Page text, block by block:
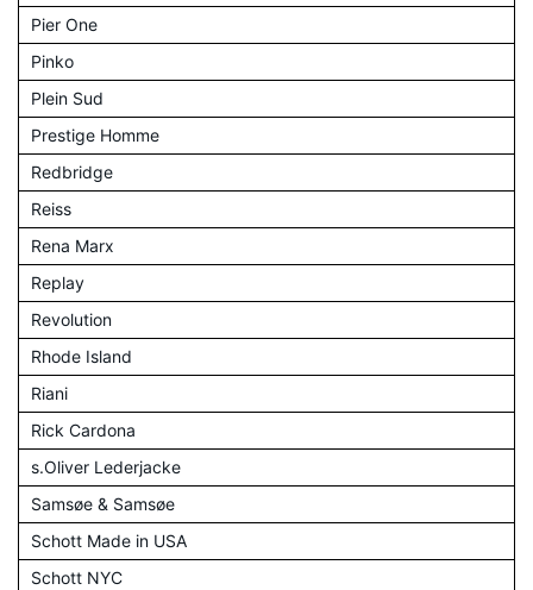
Pier One
Pinko
Plein Sud
Prestige Homme
Redbridge
Reiss
Rena Marx
Replay
Revolution
Rhode Island
Riani
Rick Cardona
s.Oliver Lederjacke
Samsøe & Samsøe
Schott Made in USA
Schott NYC